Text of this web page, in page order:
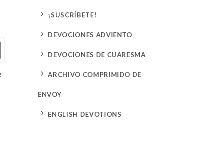
5 ¡SUSCRÍBETE!
5 DEVOCIONES ADVIENTO
5 DEVOCIONES DE CUARESMA
5 ARCHIVO COMPRIMIDO DE
ENVOY
5 ENGLISH DEVOTIONS